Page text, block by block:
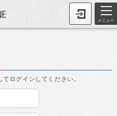
メニュー
ログインしてください。